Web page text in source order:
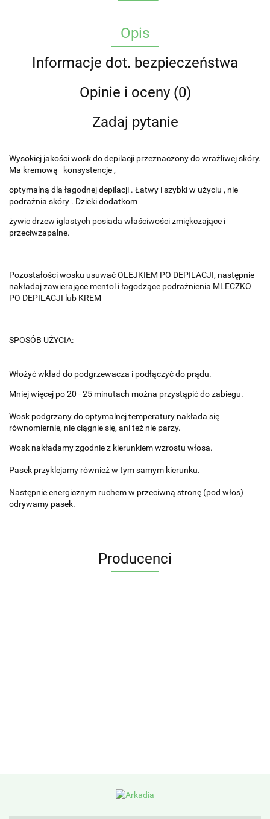
Opis
Informacje dot. bezpieczeństwa
Opinie i oceny (0)
Zadaj pytanie
Wysokiej jakości wosk do depilacji przeznaczony do wrażliwej skóry.
Ma kremową konsystencje ,
optymalną dla łagodnej depilacji . Łatwy i szybki w użyciu , nie
podrażnia skóry . Dzieki dodatkom
żywic drzew iglastych posiada właściwości zmiękczające i
przeciwzapalne.
Pozostałości wosku usuwać OLEJKIEM PO DEPILACJI, następnie
nakładaj zawierające mentol i łagodzące podrażnienia MLECZKO
PO DEPILACJI lub KREM
SPOSÓB UŻYCIA:
Włożyć wkład do podgrzewacza i podłączyć do prądu.
Mniej więcej po 20 - 25 minutach można przystąpić do zabiegu.
Wosk podgrzany do optymalnej temperatury nakłada się
równomiernie, nie ciągnie się, ani też nie parzy.
Wosk nakładamy zgodnie z kierunkiem wzrostu włosa.
Pasek przyklejamy również w tym samym kierunku.
Następnie energicznym ruchem w przeciwną stronę (pod włos)
odrywamy pasek.
Producenci